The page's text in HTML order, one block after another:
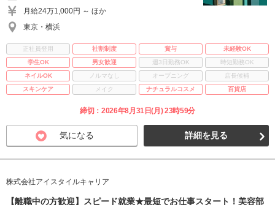
月給24万1,000円 ～ ほか
東京・横浜
正社員登用 社割制度 賞与
未経験OK
学生OK
男女歓迎 週3日勤務OK
時短勤務OK
ネイルOK
ノルマなし オープニング
店長候補
スキンケア
メイク ナチュラルコスメ 百貨店
締切：2026年8月31日(月) 23時59分
気になる 詳細を見る
株式会社アイスタイルキャリア
【離職中の方歓迎】スピード就業★最短でお仕事スタート！美容部